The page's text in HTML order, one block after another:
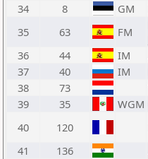
34
8 GM
35
63 FM
36
44 IM
37
40 IM
38
73
39
35 WGM
40
120
41
136